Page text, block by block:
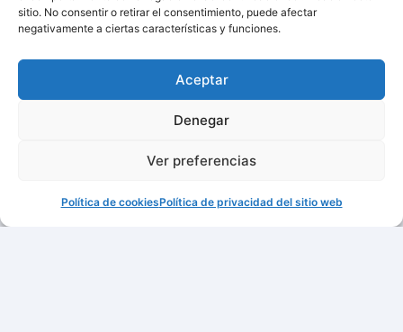
sitio. No consentir o retirar el consentimiento, puede afectar
negativamente a ciertas características y funciones.
Aceptar
Denegar
Ver preferencias
Política de cookiesPolítica de privacidad del sitio web